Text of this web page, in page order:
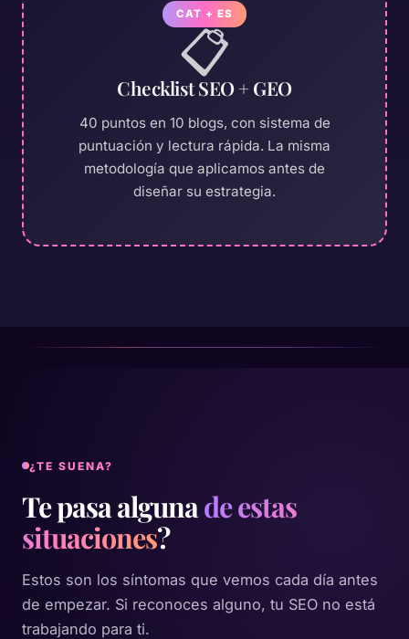
CAT + ES
📋
Checklist SEO + GEO
40 puntos en 10 blogs, con sistema de
puntuación y lectura rápida. La misma
metodología que aplicamos antes de
diseñar su estrategia.
¿TE SUENA?
Te pasa algunade estas
situaciones?
Estos son los síntomas que vemos cada día antes
de empezar. Si reconoces alguno, tu SEO no está
trabajando para ti.